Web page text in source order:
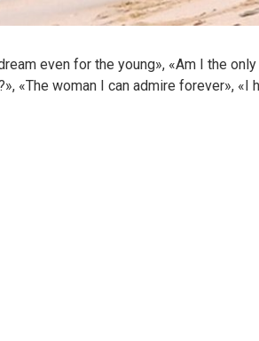
even for the young», «Am I the
«The woman I can admire forever»,